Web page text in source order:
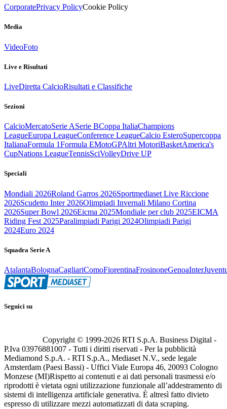
CorporatePrivacy PolicyCookie Policy
Media
VideoFoto
Live e Risultati
LiveDiretta CalcioRisultati e Classifiche
Sezioni
CalcioMercatoSerie ASerie BCoppa ItaliaChampions
LeagueEuropa LeagueConference LeagueCalcio EsteroSupercoppa
ItalianaFormula 1Formula EMotoGPAltri MotoriBasketAmerica's
CupNations LeagueTennisSciVolleyDrive UP
Speciali
Mondiali 2026Roland Garros 2026Sportmediaset Live Riccione
2026Scudetto Inter 2026Olimpiadi Invernali Milano Cortina
2026Super Bowl 2026Eicma 2025Mondiale per club 2025EICMA
Riding Fest 2025Paralimpiadi Parigi 2024Olimpiadi Parigi
2024Euro 2024
Squadra Serie A
AtalantaBolognaCagliariComoFiorentinaFrosinoneGenoaInter
Seguici su
Copyright © 1999-2026 RTI S.p.A. Business Digital -
P.Iva 03976881007 - Tutti i diritti riservati - Per la pubblicità
Mediamond S.p.A. - RTI S.p.A., Mediaset N.V., sede legale
Amsterdam (Paesi Bassi) - Uffici Viale Europa 46, 20093 Cologno
Monzese (MI)Rispetto ai contenuti e ai dati personali trasmessi e/o
riprodotti è vietata ogni utilizzazione funzionale all’addestramento di
sistemi di intelligenza artificiale generativa. È altresì fatto divieto
espresso di utilizzare mezzi automatizzati di data scraping.